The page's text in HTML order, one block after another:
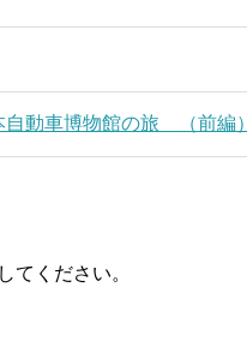
自動車博物館の旅 （前編）
してください。